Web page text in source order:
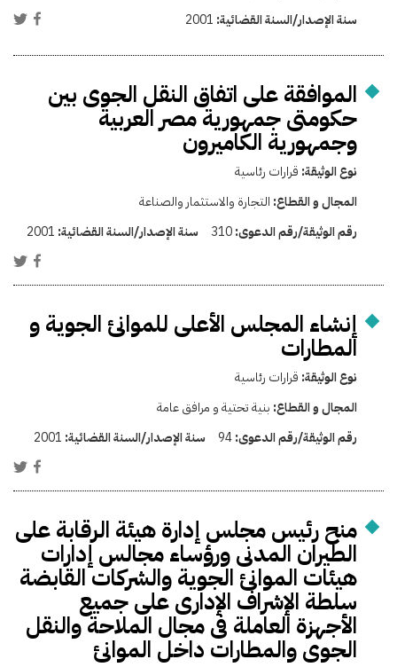
سنة الإصدار/السنة القضائية: 2001
الموافقة على اتفاق النقل الجوى بين
حكومتى جمهورية مصر العربية
وجمهورية الكاميرون
نوع الوثيقة: قرارات رئاسية
المجال و القطاع: التجارة والاستثمار والصناعة
رقم الوثيقة/رقم الدعوى:310 سنة الإصدار/السنة القضائية: 2001
إنشاء المجلس الأعلى للموانئ الجوية و
المطارات
نوع الوثيقة: قرارات رئاسية
المجال و القطاع: بنية تحتية و مرافق عامة
رقم الوثيقة/رقم الدعوى:94 سنة الإصدار/السنة القضائية: 2001
منح رئيس مجلس إدارة هيئة الرقابة على
الطيران المدنى ورؤساء مجالس إدارات
هيئات الموانئ الجوية والشركات القابضة
سلطة الإشراف الإدارى على جميع
الأجهزة العاملة فى مجال الملاحة والنقل
الجوى والمطارات داخل الموانئ